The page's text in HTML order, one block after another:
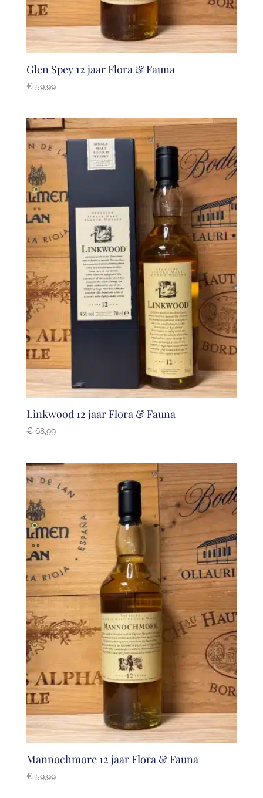
Glen Spey 12 jaar Flora & Fauna
€59,99
Linkwood 12 jaar Flora & Fauna
€68,99
Mannochmore 12 jaar Flora & Fauna
€59,99